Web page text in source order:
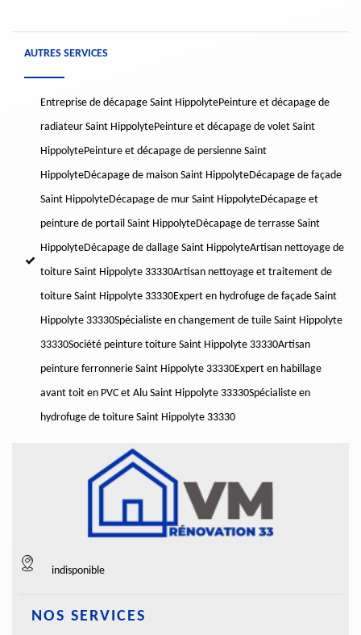
AUTRES SERVICES
Entreprise de décapage Saint HippolytePeinture et décapage de
radiateur Saint HippolytePeinture et décapage de volet Saint
HippolytePeinture et décapage de persienne Saint
HippolyteDécapage de maison Saint HippolyteDécapage de façade
Saint HippolyteDécapage de mur Saint HippolyteDécapage et
peinture de portail Saint HippolyteDécapage de terrasse Saint
HippolyteDécapage de dallage Saint HippolyteArtisan nettoyage de
toiture Saint Hippolyte 33330Artisan nettoyage et traitement de
toiture Saint Hippolyte 33330Expert en hydrofuge de façade Saint
Hippolyte 33330Spécialiste en changement de tuile Saint Hippolyte
33330Société peinture toiture Saint Hippolyte 33330Artisan
peinture ferronnerie Saint Hippolyte 33330Expert en habillage
avant toit en PVC et Alu Saint Hippolyte 33330Spécialiste en
hydrofuge de toiture Saint Hippolyte 33330
indisponible
NOS SERVICES